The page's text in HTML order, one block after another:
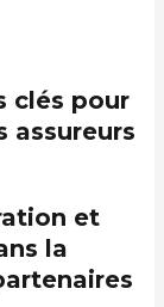
clés pour
assureurs
et
la